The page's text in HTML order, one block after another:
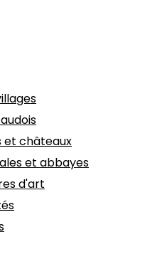
et châteaux
et abbayes
d'art